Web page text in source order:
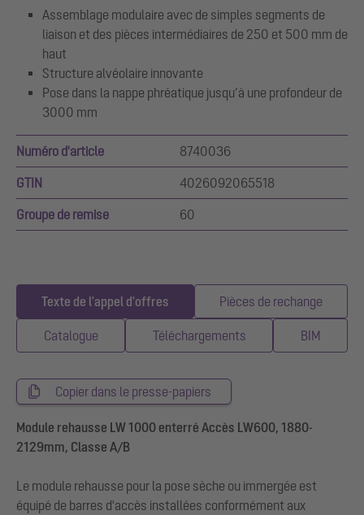
Assemblage modulaire avec de simples segments de
liaison et des pièces intermédiaires de 250 et 500 mm de
haut
Structure alvéolaire innovante
Pose dans la nappe phréatique jusqu’à une profondeur de
3000 mm
Numéro d'article 8740036
GTIN 4026092065518
Groupe de remise 60
Texte de l'appel d'offres Pièces de rechange
Catalogue Téléchargements BIM
Copier dans le presse-papiers
Module rehausse LW 1000 enterré Accès LW600, 1880-
2129mm, Classe A/B
Le module rehausse pour la pose sèche ou immergée est
équipé de barres d'accès installées conformément aux